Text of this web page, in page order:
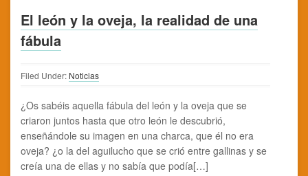
El león y la oveja, la realidad de una
fábula
Filed Under: Noticias
¿Os sabéis aquella fábula del león y la oveja que se
criaron juntos hasta que otro león le descubrió,
enseñándole su imagen en una charca, que él no era
oveja? ¿o la del aguilucho que se crió entre gallinas y se
creía una de ellas y no sabía que podía[…]